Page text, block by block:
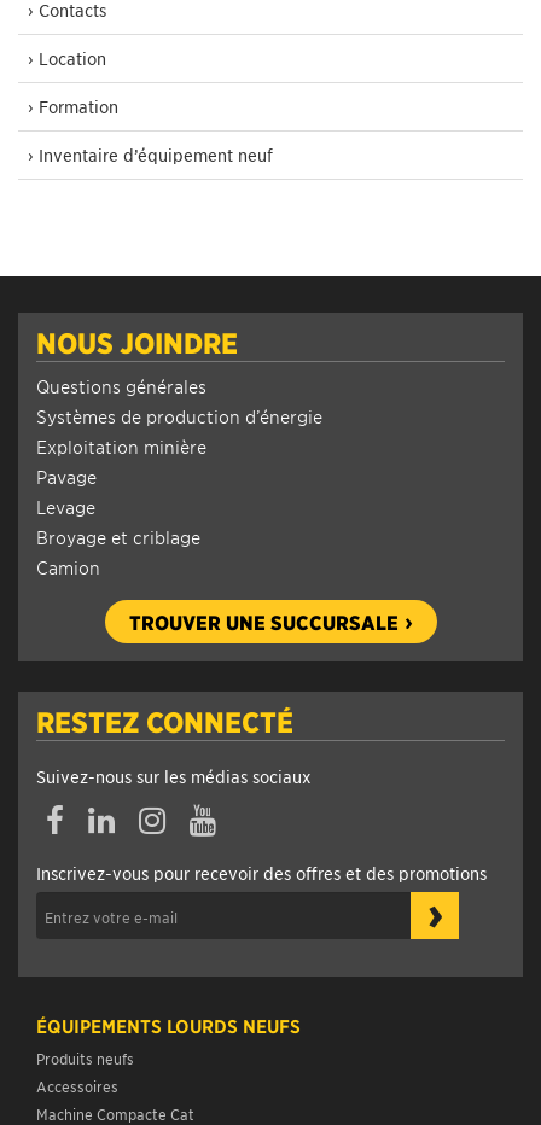
› Contacts
› Location
› Formation
› Inventaire d’équipement neuf
NOUS JOINDRE
Questions générales
Systèmes de production d’énergie
Exploitation minière
Pavage
Levage
Broyage et criblage
Camion
TROUVER UNE SUCCURSALE
RESTEZ CONNECTÉ
Suivez-nous sur les médias sociaux
FacebookLinkedinInstagramYouTube
Inscrivez-vous pour recevoir des offres et des promotions
›
ÉQUIPEMENTS LOURDS NEUFS
Produits neufs
Accessoires
Machine Compacte Cat